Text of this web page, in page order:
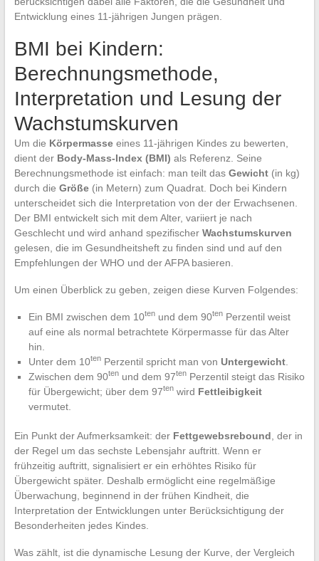
Entwicklung eines 11-jährigen Jungen prägen.
BMI bei Kindern:
Berechnungsmethode,
Interpretation und Lesung der
Wachstumskurven
Um die Körpermasseeines 11-jährigen Kindes zu bewerten,
dient der Body-Mass-Index (BMI) als Referenz. Seine
Berechnungsmethode ist einfach: man teilt das Gewicht(in kg)
durch die Größe(in Metern) zum Quadrat. Doch bei Kindern
unterscheidet sich die Interpretation von der der Erwachsenen.
Der BMI entwickelt sich mit dem Alter, variiert je nach
Geschlecht und wird anhand spezifischer Wachstumskurven
gelesen, die im Gesundheitsheft zu finden sind und auf den
Empfehlungen der WHO und der AFPA basieren.
Um einen Überblick zu geben, zeigen diese Kurven Folgendes:
Ein BMI zwischen dem 10tenund dem 90tenPerzentil weist
auf eine als normal betrachtete Körpermasse für das Alter
hin.
Unter dem 10tenPerzentil spricht man von Untergewicht.
Zwischen dem 90tenund dem 97tenPerzentil steigt das Risiko
für Übergewicht; über dem 97tenwird Fettleibigkeit
vermutet.
Ein Punkt der Aufmerksamkeit: der Fettgewebsrebound , der in
der Regel um das sechste Lebensjahr auftritt. Wenn er
frühzeitig auftritt, signalisiert er ein erhöhtes Risiko für
Übergewicht später. Deshalb ermöglicht eine regelmäßige
Überwachung, beginnend in der frühen Kindheit, die
Interpretation der Entwicklungen unter Berücksichtigung der
Besonderheiten jedes Kindes.
Was zählt, ist die dynamische Lesung der Kurve, der Vergleich